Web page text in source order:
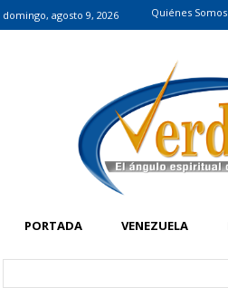
domingo, agosto 9, 2026 Quiénes Somos
PORTADA VENEZUELA